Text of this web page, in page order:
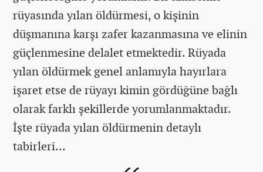
rüyasında yılan öldürmesi, o kişinin
düşmanına karşı zafer kazanmasına ve elinin
güçlenmesine delalet etmektedir. Rüyada
yılan öldürmek genel anlamıyla hayırlara
işaret etse de rüyayı kimin gördüğüne bağlı
olarak farklı şekillerde yorumlanmaktadır.
İşte rüyada yılan öldürmenin detaylı
tabirleri...